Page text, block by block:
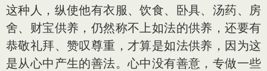
这种人，纵使他有衣服、饮食、卧具、汤药、房
舍、财宝供养，仍然称不上如法的供养，还要有
恭敬礼拜、赞叹尊重，才算是如法供养，因为这
是从心中产生的善法。心中没有善意，专做一些